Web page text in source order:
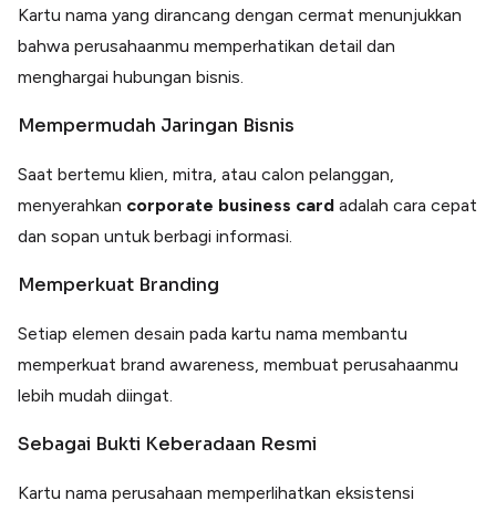
Kartu nama yang dirancang dengan cermat menunjukkan
bahwa perusahaanmu memperhatikan detail dan
menghargai hubungan bisnis.
Mempermudah Jaringan Bisnis
Saat bertemu klien, mitra, atau calon pelanggan,
menyerahkan corporate business card adalah cara cepat
dan sopan untuk berbagi informasi.
Memperkuat Branding
Setiap elemen desain pada kartu nama membantu
memperkuat brand awareness, membuat perusahaanmu
lebih mudah diingat.
Sebagai Bukti Keberadaan Resmi
Kartu nama perusahaan memperlihatkan eksistensi